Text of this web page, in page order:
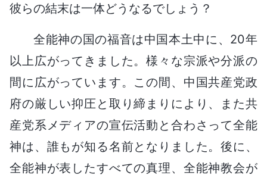
彼らの結末は一体どうなるでしょう？
全能神の国の福音は中国本土中に、20年
以上広がってきました。様々な宗派や分派の
間に広がっています。この間、中国共産党政
府の厳しい抑圧と取り締まりにより、また共
産党系メディアの宣伝活動と合わさって全能
神は、誰もが知る名前となりました。後に、
全能神が表したすべての真理、全能神教会が